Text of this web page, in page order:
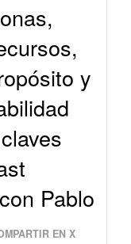
y
Pablo
EN X